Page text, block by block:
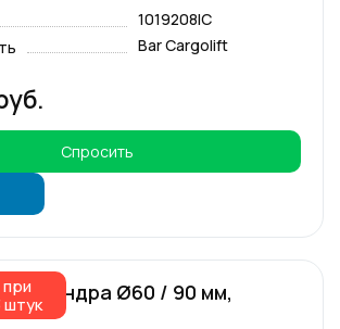
1019208IC
Bar Cargolift
Спросить
штук
Ø60 / 90 мм,